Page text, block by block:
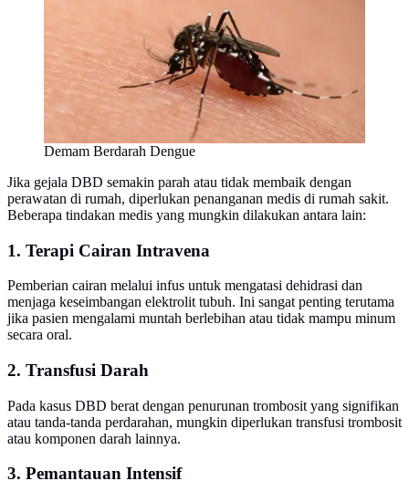
Demam Berdarah Dengue
Jika gejala DBD semakin parah atau tidak membaik dengan
perawatan di rumah, diperlukan penanganan medis di rumah sakit.
Beberapa tindakan medis yang mungkin dilakukan antara lain:
1. Terapi Cairan Intravena
Pemberian cairan melalui infus untuk mengatasi dehidrasi dan
menjaga keseimbangan elektrolit tubuh. Ini sangat penting terutama
jika pasien mengalami muntah berlebihan atau tidak mampu minum
secara oral.
2. Transfusi Darah
Pada kasus DBD berat dengan penurunan trombosit yang signifikan
atau tanda-tanda perdarahan, mungkin diperlukan transfusi trombosit
atau komponen darah lainnya.
3. Pemantauan Intensif